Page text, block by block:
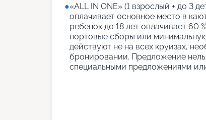
●«АLL IN ONE» (1 взрослый + до 3
оплачивает основное место в
ребенок до 18 лет оплачивает 60
портовые сборы или
действуют не на всех круизах,
бронировании. Предложение
специальными предложениями